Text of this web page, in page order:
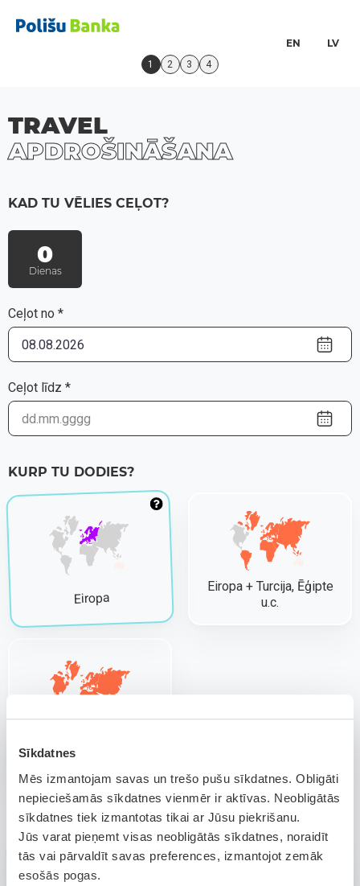
Sīkdatnes
Mēs izmantojam savas un trešo pušu sīkdatnes. Obligāti
nepieciešamās sīkdatnes vienmēr ir aktīvas. Neobligātās
sīkdatnes tiek izmantotas tikai ar Jūsu piekrišanu.
Jūs varat pieņemt visas neobligātās sīkdatnes, noraidīt
tās vai pārvaldīt savas preferences, izmantojot zemāk
esošās pogas.
1 2 3 4
EN LV
TRAVEL
APDROŠINĀŠANA
KAD TU VĒLIES CEĻOT?
Ceļot no *
0
Dienas
Ceļot līdz *
KURP TU DODIES?
Eiropa
Eiropa + Turcija, Ēģipte
u.c.
KĀDA VEIDA CEĻOJUMS TAS BŪS?